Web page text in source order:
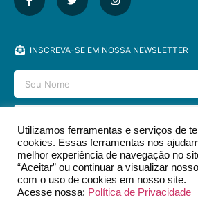
INSCREVA-SE EM NOSSA NEWSLETTER
ENVIAR
Utilizamos ferramentas e serviços de
cookies. Essas ferramentas nos
melhor experiência de navegação no
“Aceitar” ou continuar a visualizar
com o uso de cookies em nosso site.
Acesse nossa: Política de Privacidade